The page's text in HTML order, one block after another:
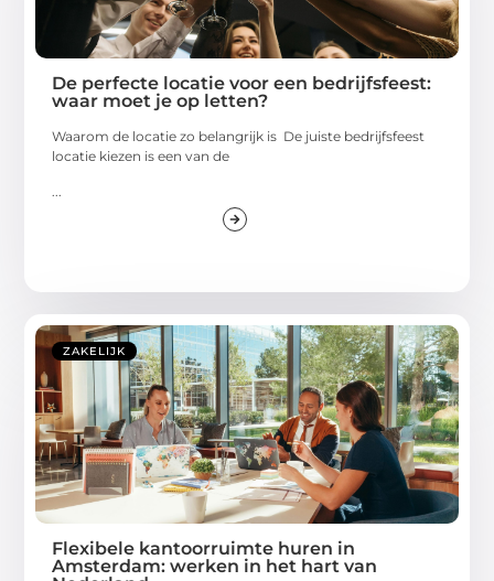
De perfecte locatie voor een bedrijfsfeest:
waar moet je op letten?
Waarom de locatie zo belangrijk is De juiste bedrijfsfeest
locatie kiezen is een van de
...
ZAKELIJK
Flexibele kantoorruimte huren in
Amsterdam: werken in het hart van